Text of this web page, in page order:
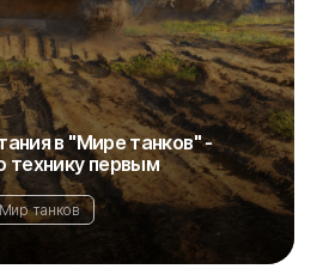
в "Мире танков" -
технику первым
Мир танков